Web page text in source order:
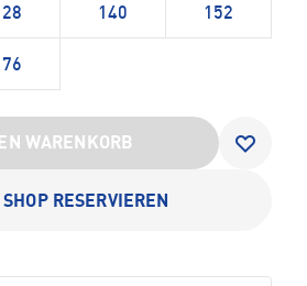
140 152
WARENKORB
SHOP RESERVIEREN